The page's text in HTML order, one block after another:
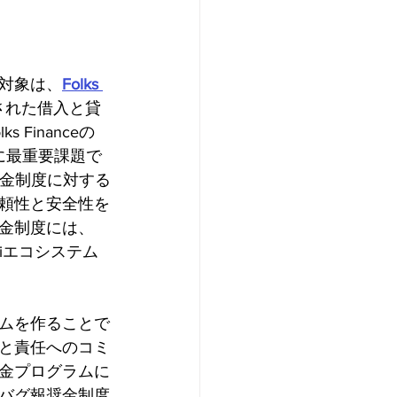
象は、 Folks
れた借入と貸
Financeの
最重要課題で
制度に対する
性と安全性を
制度には、
コシステム
を作ることで
責任へのコミ
プログラムに